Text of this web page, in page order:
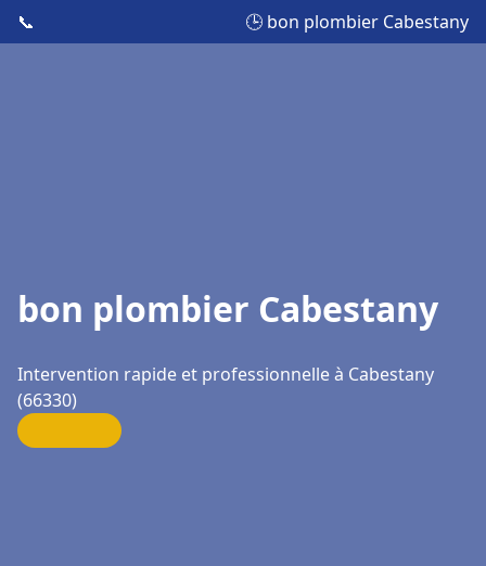
📞 🕒 bon plombier Cabestany
bon plombier Cabestany
Intervention rapide et professionnelle à Cabestany
(66330)